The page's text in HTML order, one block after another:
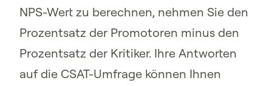
NPS-Wert zu berechnen, nehmen Sie den
Prozentsatz der Promotoren minus den
Prozentsatz der Kritiker. Ihre Antworten
auf die CSAT-Umfrage können Ihnen